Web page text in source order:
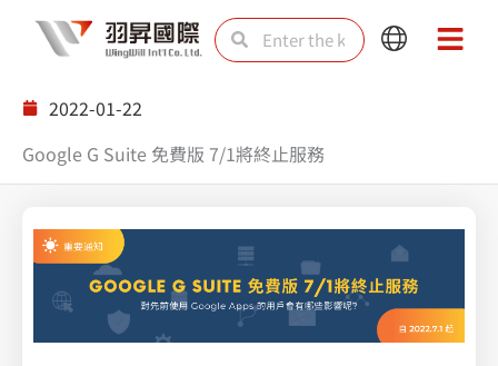
SearchSearch
Main
Main
2022-01-22
Google G Suite 免費版 7/1將終止服務